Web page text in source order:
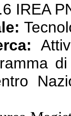
IREA